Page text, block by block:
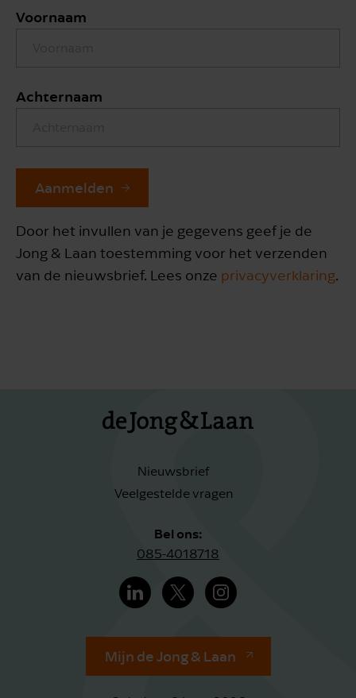
Voornaam
Achternaam
Aanmelden
Door het invullen van je gegevens geef je de
Jong & Laan toestemming voor het verzenden
van de nieuwsbrief. Lees onze privacyverklaring.
Nieuwsbrief
Veelgestelde vragen
Bel ons:
085-4018718
Mijn de Jong & Laan